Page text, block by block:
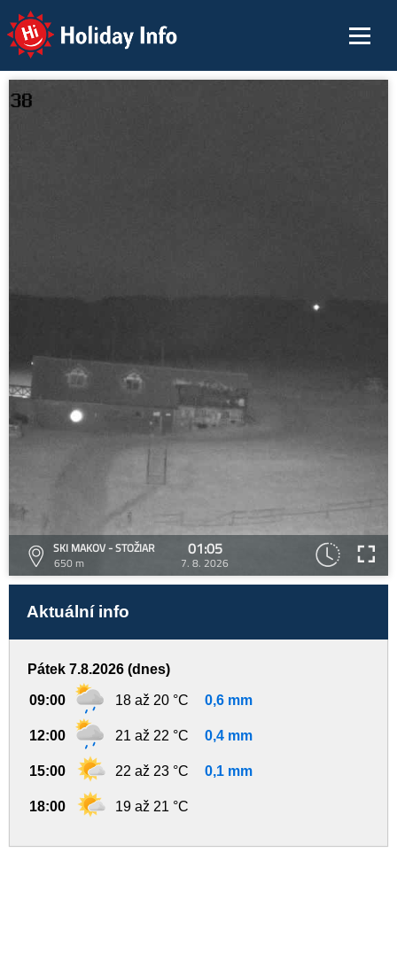
Holiday Info
SKI MAKOV - STOŽIAR
650 m
01:05
7. 8. 2026
Aktuální info
Pátek 7.8.2026 (dnes)
09:00 18 až 20 °C 0,6 mm
12:00 21 až 22 °C 0,4 mm
15:00 22 až 23 °C 0,1 mm
18:00 19 až 21 °C